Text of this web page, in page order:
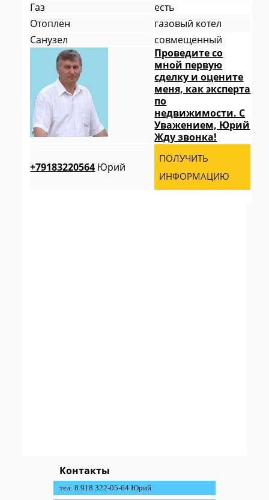
Газ
есть
Отоплен
газовый котел
Санузел
совмещенный
Проведите со
мной первую
сделку и оцените
меня, как эксперта
по
недвижимости. С
Уважением, Юрий
Жду звонка!
+79183220564 Юрий
ПОЛУЧИТЬ
ИНФОРМАЦИЮ
Контакты
тел: 8 918 322-05-64 Юрий